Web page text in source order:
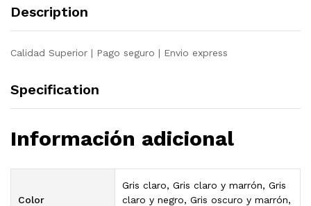
quantity
Description
Calidad Superior | Pago seguro | Envio express
Specification
Información adicional
Color
Gris claro, Gris claro y marrón, Gris
claro y negro, Gris oscuro y marrón,